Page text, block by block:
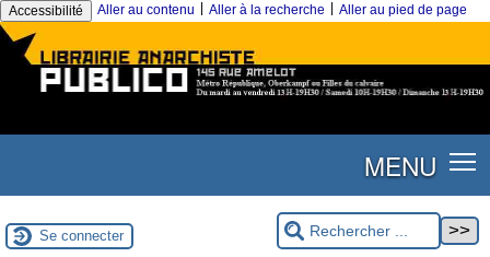
Accessibilité Aller au contenu Aller à la recherche Aller au pied de page
MENU
Se connecter